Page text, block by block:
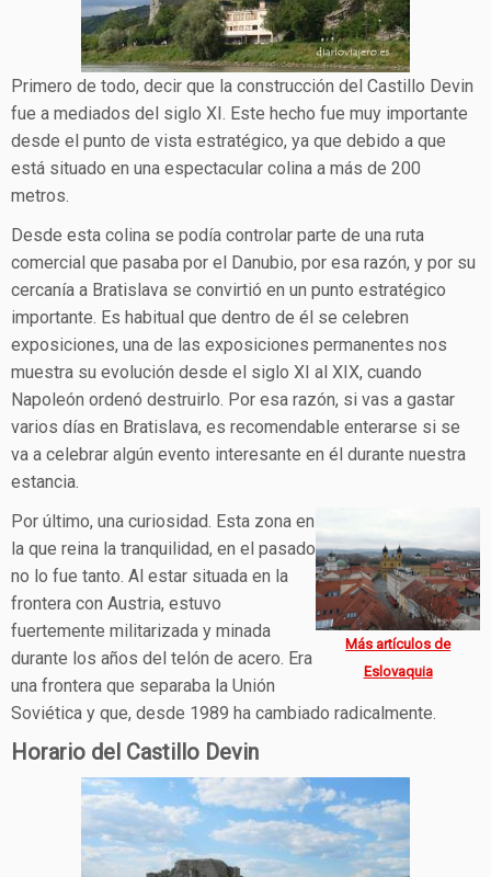
Primero de todo, decir que la construcción del Castillo Devin
fue a mediados del siglo XI. Este hecho fue muy importante
desde el punto de vista estratégico, ya que debido a que
está situado en una espectacular colina a más de 200
metros.
Desde esta colina se podía controlar parte de una ruta
comercial que pasaba por el Danubio, por esa razón, y por su
cercanía a Bratislava se convirtió en un punto estratégico
importante. Es habitual que dentro de él se celebren
exposiciones, una de las exposiciones permanentes nos
muestra su evolución desde el siglo XI al XIX, cuando
Napoleón ordenó destruirlo. Por esa razón, si vas a gastar
varios días en Bratislava, es recomendable enterarse si se
va a celebrar algún evento interesante en él durante nuestra
estancia.
Más artículos de
Eslovaquia
Por último, una curiosidad. Esta zona en
la que reina la tranquilidad, en el pasado
no lo fue tanto. Al estar situada en la
frontera con Austria, estuvo
fuertemente militarizada y minada
durante los años del telón de acero. Era
una frontera que separaba la Unión
Soviética y que, desde 1989 ha cambiado radicalmente.
Horario del Castillo Devin